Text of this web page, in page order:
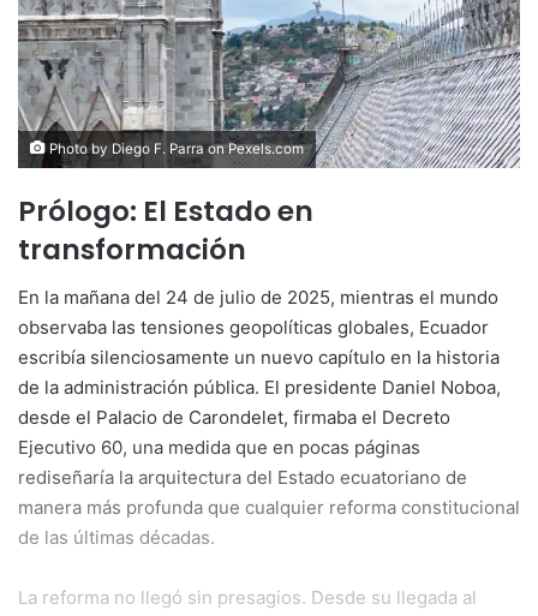
Photo by Diego F. Parra onPexels.com
Prólogo: El Estado en
transformación
En la mañana del 24 de julio de 2025, mientras el mundo
observaba las tensiones geopolíticas globales, Ecuador
escribía silenciosamente un nuevo capítulo en la historia
de la administración pública. El presidente Daniel Noboa,
desde el Palacio de Carondelet, firmaba el Decreto
Ejecutivo 60, una medida que en pocas páginas
rediseñaría la arquitectura del Estado ecuatoriano de
manera más profunda que cualquier reforma constitucional
de las últimas décadas.
La reforma no llegó sin presagios. Desde su llegada al